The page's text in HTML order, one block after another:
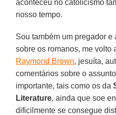
aconteceu no catolicismo
nosso tempo.
Sou também um pregador
sobre os romanos, me volto
Raymond Brown, jesuíta,
comentários sobre o
importante, tais como os da
Literature, ainda que soe
dificilmente se consegue